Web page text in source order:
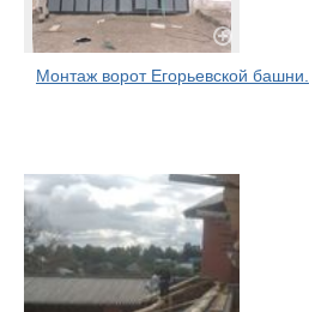
Монтаж ворот Егорьевской башни.